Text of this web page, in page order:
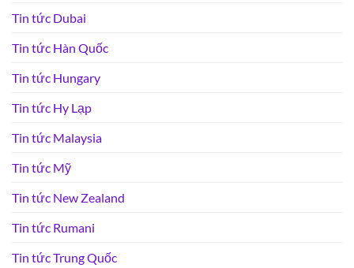
Tin tức Dubai
Tin tức Hàn Quốc
Tin tức Hungary
Tin tức Hy Lạp
Tin tức Malaysia
Tin tức Mỹ
Tin tức New Zealand
Tin tức Rumani
Tin tức Trung Quốc